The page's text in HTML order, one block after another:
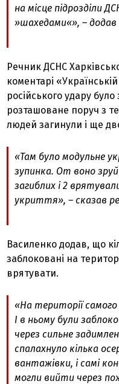
на місце підрозділи
»шахедами«», – додав
Речник ДСНС
коментарі
російського удару
розташоване поруч з
людей загинули і ще
«Там було модульне
зупинка. От воно
загиблих і 2
укриття», – сказав
Василенко додав, що
заблоковані на
врятувати.
«На території
І в ньому були
через сильне
спалахнуло кілька
вантажівки, і самі
могли вийти через